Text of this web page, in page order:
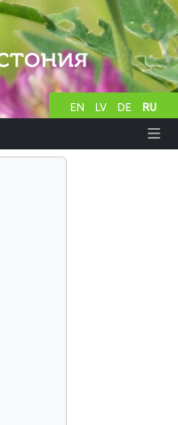
EN LV DE RU